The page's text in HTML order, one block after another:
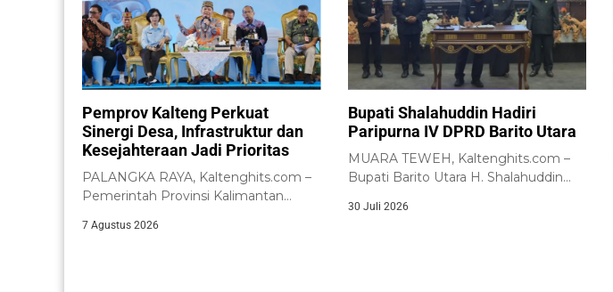
Pemprov Kalteng Perkuat
Sinergi Desa, Infrastruktur dan
Kesejahteraan Jadi Prioritas
PALANGKA RAYA, Kaltenghits.com –
Pemerintah Provinsi Kalimantan
untuk menindaklanjuti berbagai...
7 Agustus 2026
Bupati Shalahuddin Hadiri
Paripurna IV DPRD Barito Utara
MUARA TEWEH, Kaltenghits.com –
Bupati Barito Utara H. Shalahuddin
30 Juli 2026